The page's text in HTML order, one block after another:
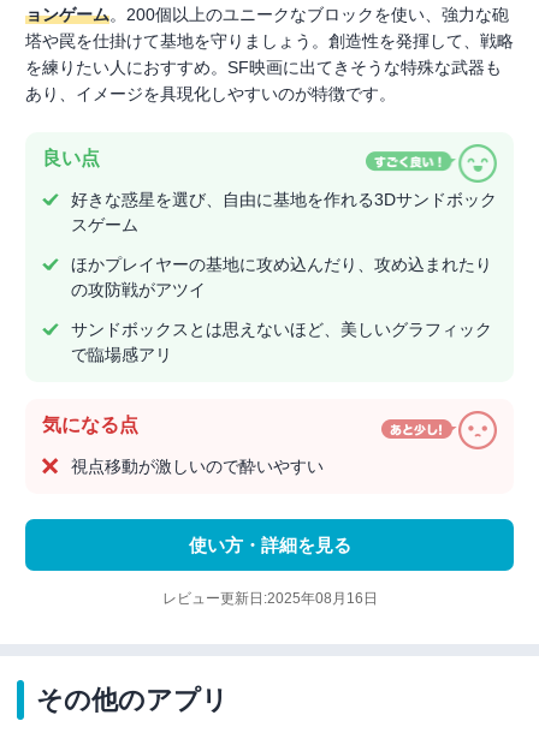
ョンゲーム。200個以上のユニークなブロックを使い、強力な砲
塔や罠を仕掛けて基地を守りましょう。創造性を発揮して、戦略
を練りたい人におすすめ。SF映画に出てきそうな特殊な武器も
あり、イメージを具現化しやすいのが特徴です。
良い点
好きな惑星を選び、自由に基地を作れる3Dサンドボック
スゲーム
ほかプレイヤーの基地に攻め込んだり、攻め込まれたり
の攻防戦がアツイ
サンドボックスとは思えないほど、美しいグラフィック
で臨場感アリ
気になる点
視点移動が激しいので酔いやすい
使い方・詳細を見る
レビュー更新日:2025年08月16日
その他のアプリ